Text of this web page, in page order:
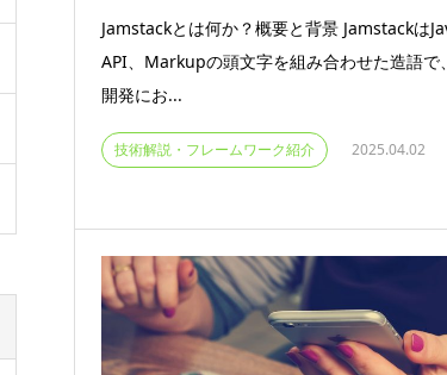
Jamstackとは何か？概要と背景 Jamstackは
API、Markupの頭文字を組み合わせた造語で
開発にお...
技術解説・フレームワーク紹介 2025.04.02